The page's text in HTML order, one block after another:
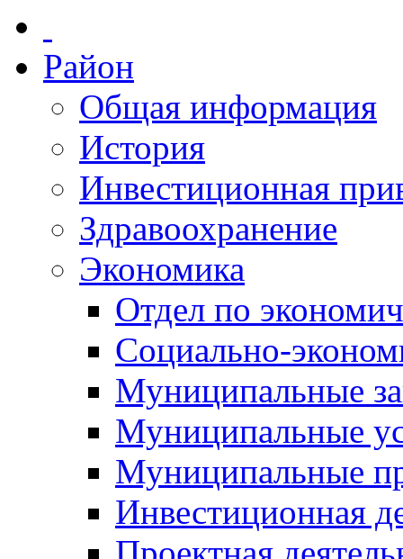
Район
Общая информация
История
Инвестиционная
Здравоохранение
Экономика
Отдел по
Социально-
Муниципальные
Муниципальные
Муниципальные
Инвестиционная